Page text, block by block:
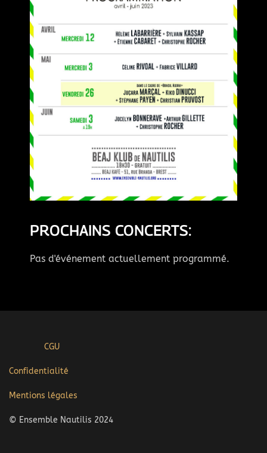
PROCHAINS CONCERTS:
Pas d'événement actuellement programmé.
CGU
Confidentialité
Mentions légales
© Ensemble Nautilis 2024